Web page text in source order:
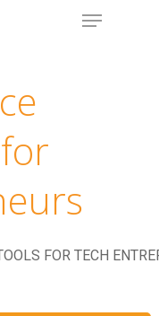
FOR TECH